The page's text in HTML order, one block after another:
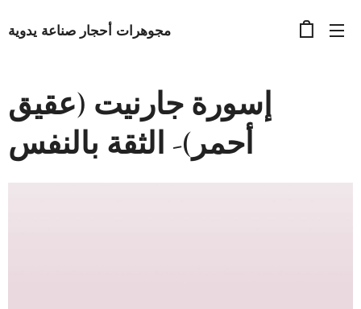
مجوهرات أحجار صناعة يدوية
إسورة جارنيت (عقيق
أحمر)- الثقة بالنفس